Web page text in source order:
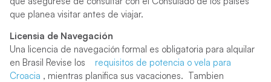
que planea visitar antes de viajar.
Licensia de Navegación
Una licencia de navegación formal es obligatoria para alquilar
en Brasil Revise los
requisitos de potencia o vela para
Croacia , mientras planifica sus vacaciones. Tambien